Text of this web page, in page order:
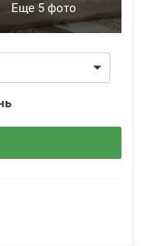
Еще 5 фото